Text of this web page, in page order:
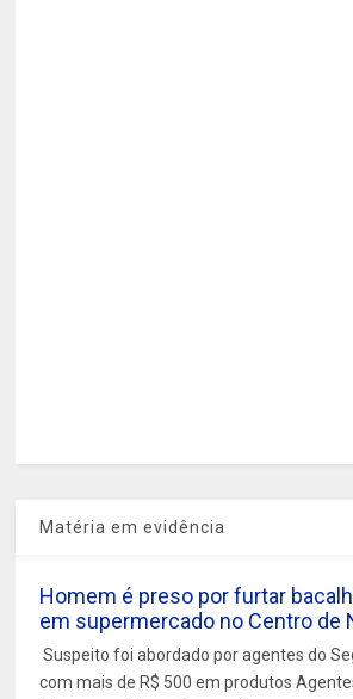
Matéria em evidência
Homem é preso por furtar
em supermercado no Centro de
Suspeito foi abordado por agentes do
com mais de R$ 500 em produtos